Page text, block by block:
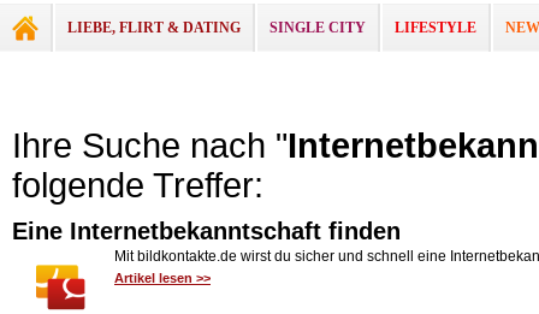
LIEBE, FLIRT & DATING SINGLE CITY LIFESTYLE
Ihre Suche nach "
folgende Treffer:
Eine Internetbekanntschaft finden
Mit bildkontakte.de wirst du sicher und schnell eine
Artikel lesen >>